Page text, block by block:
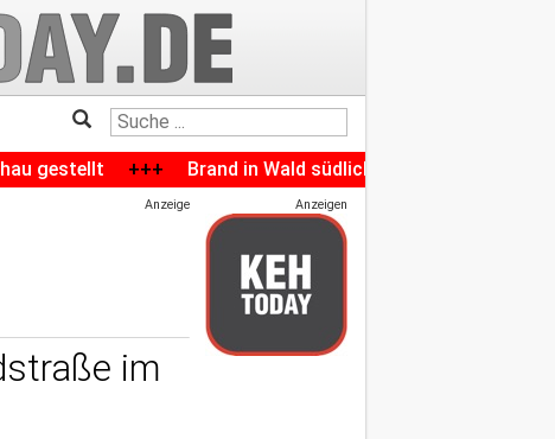
+++ Brand in Wald südlich von Manching
Anzeige
im
Anzeigen